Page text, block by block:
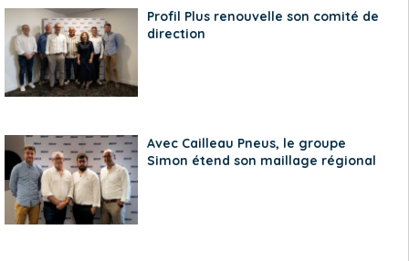
Profil Plus renouvelle son comité de
direction
Avec Cailleau Pneus, le groupe
Simon étend son maillage régional